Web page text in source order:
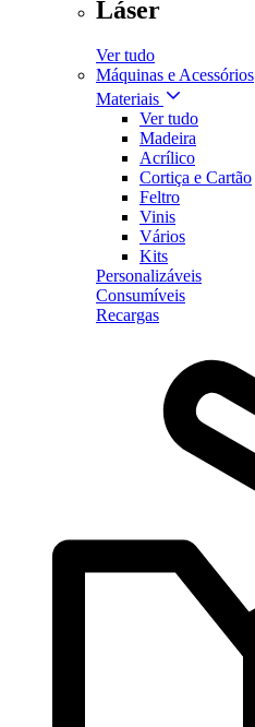
Láser
Ver tudo
Máquinas e Acessórios
Materiais
Ver tudo
Madeira
Acrílico
Cortiça e Cartão
Feltro
Vinis
Vários
Kits
Personalizáveis
Consumíveis
Recargas